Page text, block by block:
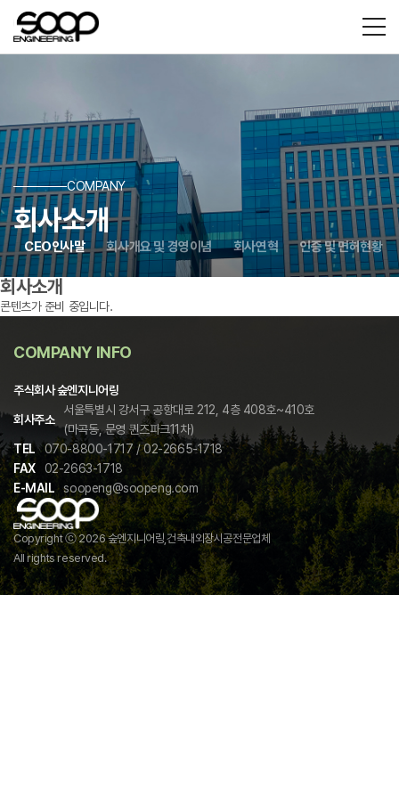
COMPANY
회사소개
CEO인사말 회사개요 및 경영이념 회사연혁 인증 및 면허현황
회사소개
콘텐츠가 준비 중입니다.
COMPANY INFO
주식회사 숲엔지니어링
회사주소
서울특별시 강서구 공항대로 212, 4층 408호~410호
(마곡동, 문영 퀸즈파크11차)
TEL
070-8800-1717 / 02-2665-1718
FAX
02-2663-1718
E-MAIL
soopeng@soopeng.com
Copyright ⓒ 2026 숲엔지니어링,건축내외장시공전문업체
All rights reserved.